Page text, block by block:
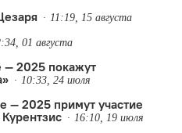
11:19, 15 августа
01 августа
— 2025 покажут
10:33, 24 июля
— 2025 примут участие
16:10, 19 июля